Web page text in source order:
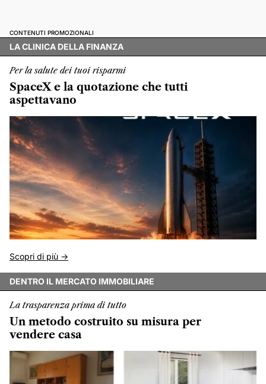
CONTENUTI PROMOZIONALI
LA CLINICA DELLA FINANZA
Per la salute dei tuoi risparmi
SpaceX e la quotazione che tutti
aspettavano
Scopri di più ->
DENTRO IL MERCATO IMMOBILIARE
La trasparenza prima di tutto
Un metodo costruito su misura per
vendere casa